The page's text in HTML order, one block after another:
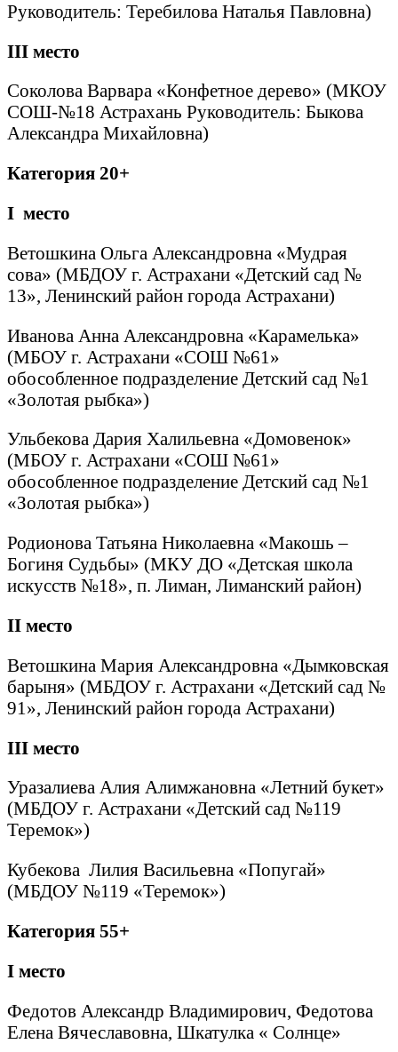
Руководитель: Теребилова Наталья Павловна)
III место
Соколова Варвара «Конфетное дерево» (МКОУ
СОШ-№18 Астрахань Руководитель: Быкова
Александра Михайловна)
Категория 20+
I место
Ветошкина Ольга Александровна «Мудрая
сова» (МБДОУ г. Астрахани «Детский сад №
13», Ленинский район города Астрахани)
Иванова Анна Александровна «Карамелька»
(МБОУ г. Астрахани «СОШ №61»
обособленное подразделение Детский сад №1
«Золотая рыбка»)
Ульбекова Дария Халильевна «Домовенок»
(МБОУ г. Астрахани «СОШ №61»
обособленное подразделение Детский сад №1
«Золотая рыбка»)
Родионова Татьяна Николаевна «Макошь –
Богиня Судьбы» (МКУ ДО «Детская школа
искусств №18», п. Лиман, Лиманский район)
II место
Ветошкина Мария Александровна «Дымковская
барыня» (МБДОУ г. Астрахани «Детский сад №
91», Ленинский район города Астрахани)
III место
Уразалиева Алия Алимжановна «Летний букет»
(МБДОУ г. Астрахани «Детский сад №119
Теремок»)
Кубекова Лилия Васильевна «Попугай»
(МБДОУ №119 «Теремок»)
Категория 55+
I место
Федотов Александр Владимирович, Федотова
Елена Вячеславовна, Шкатулка « Солнце»